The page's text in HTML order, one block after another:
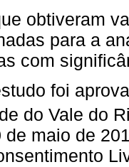
obtiveram
para a
com
foi
do Vale do
de maio de